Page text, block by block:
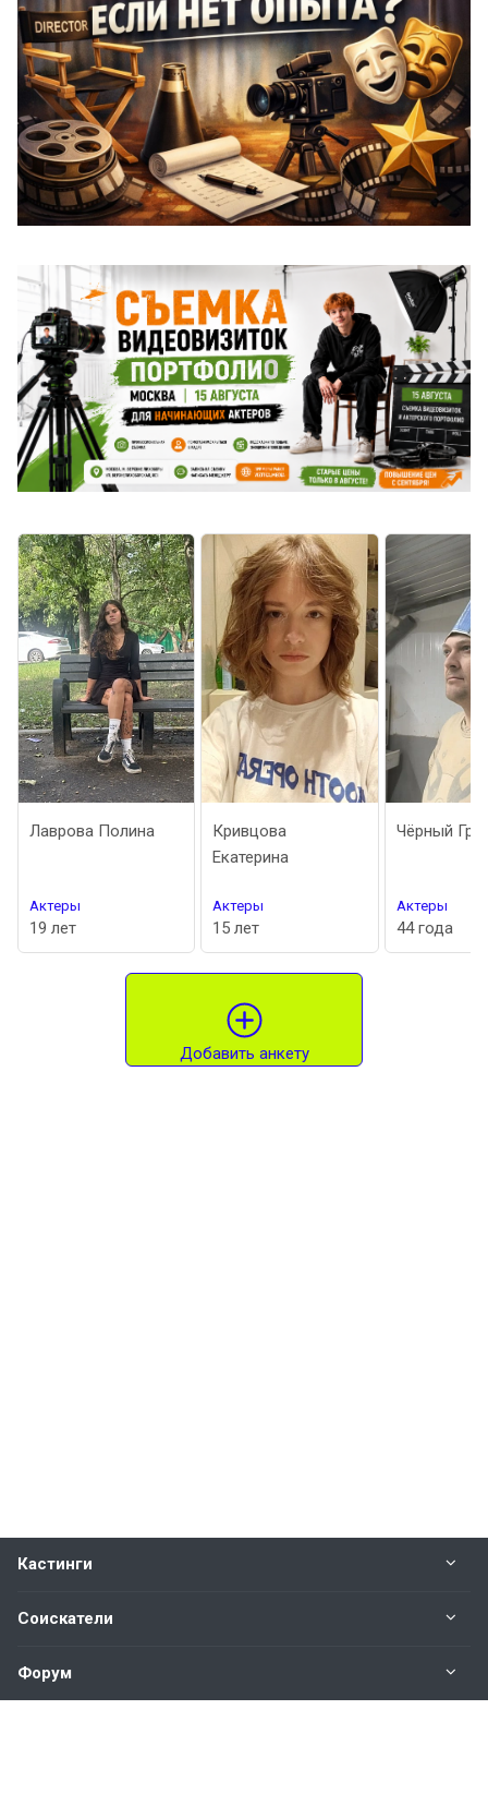
Лаврова Полина
Актеры
19 лет
Кривцова
Екатерина
Актеры
15 лет
Чёрный
Актеры
44 года
Добавить анкету
Кастинги
Соискатели
Форум